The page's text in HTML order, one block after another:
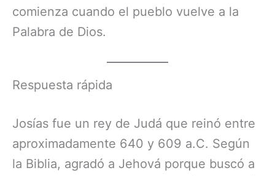
comienza cuando el pueblo vuelve a la
Palabra de Dios.
Respuesta rápida
Josías fue un rey de Judá que reinó entre
aproximadamente 640 y 609 a.C. Según
la Biblia, agradó a Jehová porque buscó a